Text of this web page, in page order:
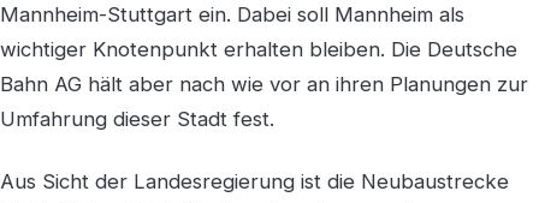
Mannheim-Stuttgart ein. Dabei soll Mannheim als
wichtiger Knotenpunkt erhalten bleiben. Die Deutsche
Bahn AG hält aber nach wie vor an ihren Planungen zur
Umfahrung dieser Stadt fest.
Aus Sicht der Landesregierung ist die Neubaustrecke